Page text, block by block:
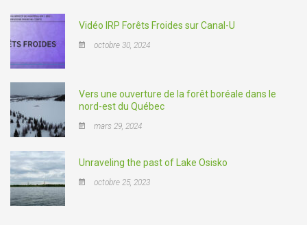
Vidéo IRP Forêts Froides sur Canal-U
octobre 30, 2024
Vers une ouverture de la forêt boréale dans le
nord-est du Québec
mars 29, 2024
Unraveling the past of Lake Osisko
octobre 25, 2023